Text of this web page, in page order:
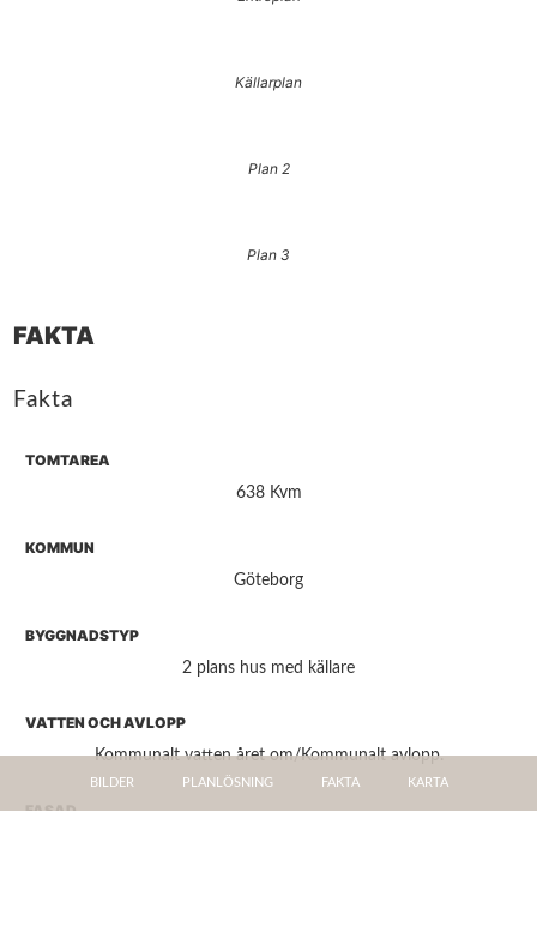
BILDER PLANLÖSNING FAKTA KARTA
Källarplan
Plan 2
Plan 3
FAKTA
Fakta
TOMTAREA
638 Kvm
KOMMUN
Göteborg
BYGGNADSTYP
2 plans hus med källare
VATTEN OCH AVLOPP
Kommunalt vatten året om/Kommunalt avlopp.
FASAD